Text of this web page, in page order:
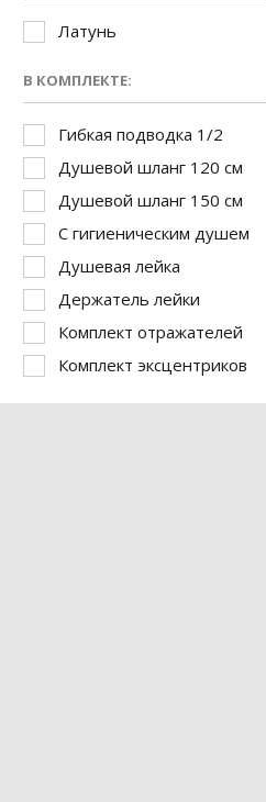
Латунь
В КОМПЛЕКТЕ:
Гибкая подводка 1/2
Душевой шланг 120 см
Душевой шланг 150 см
С гигиеническим душем
Душевая лейка
Держатель лейки
Комплект отражателей
Комплект эксцентриков